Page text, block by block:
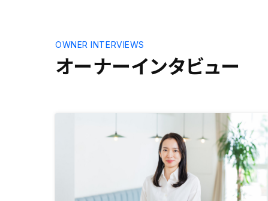
ナーごとにヒアリングをして頂き、
それに沿ったご提案を頂けるととて
もありがたいと思います。
オーナーインタビュー
OWNER INTERVIEWS